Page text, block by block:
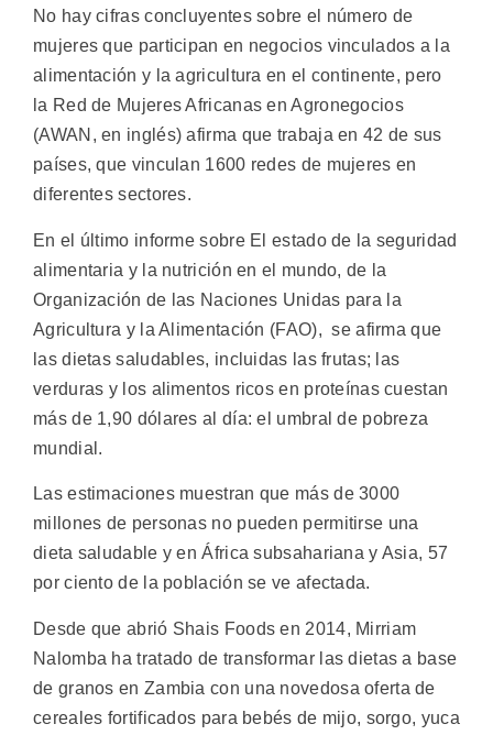
No hay cifras concluyentes sobre el número de
mujeres que participan en negocios vinculados a la
alimentación y la agricultura en el continente, pero
la Red de Mujeres Africanas en Agronegocios
(AWAN, en inglés) afirma que trabaja en 42 de sus
países, que vinculan 1600 redes de mujeres en
diferentes sectores.
En el último informe sobre El estado de la seguridad
alimentaria y la nutrición en el mundo, de la
Organización de las Naciones Unidas para la
Agricultura y la Alimentación (FAO), se afirma que
las dietas saludables, incluidas las frutas; las
verduras y los alimentos ricos en proteínas cuestan
más de 1,90 dólares al día: el umbral de pobreza
mundial.
Las estimaciones muestran que más de 3000
millones de personas no pueden permitirse una
dieta saludable y en África subsahariana y Asia, 57
por ciento de la población se ve afectada.
Desde que abrió Shais Foods en 2014, Mirriam
Nalomba ha tratado de transformar las dietas a base
de granos en Zambia con una novedosa oferta de
cereales fortificados para bebés de mijo, sorgo, yuca